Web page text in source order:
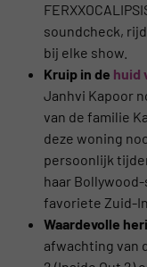
soundcheck,
bij elke show.
Kruip in de huid
Janhvi Kapoor
van de familie
deze woning
persoonlijk
haar
favoriete Zuid-
Waardevolle
afwachting van